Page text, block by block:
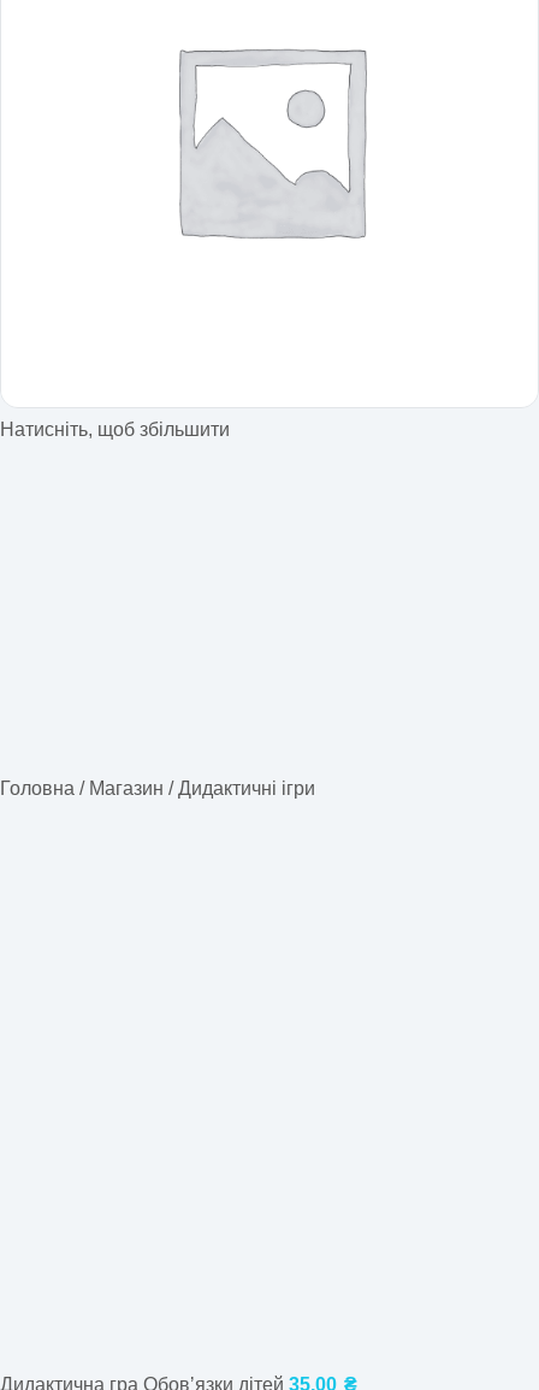
Натисніть, щоб збільшити
Головна / Магазин / Дидактичні ігри
Дидактична гра Обовʼязки дітей 35,00 ₴